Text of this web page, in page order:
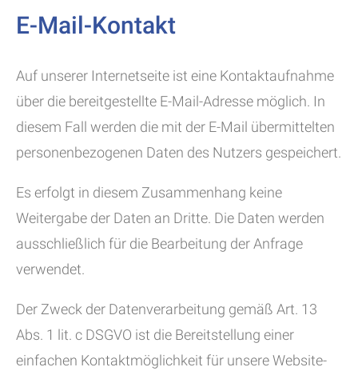
E-Mail-Kontakt
Auf unserer Internetseite ist eine Kontaktaufnahme
über die bereitgestellte E-Mail-Adresse möglich. In
diesem Fall werden die mit der E-Mail übermittelten
personenbezogenen Daten des Nutzers gespeichert.
Es erfolgt in diesem Zusammenhang keine
Weitergabe der Daten an Dritte. Die Daten werden
ausschließlich für die Bearbeitung der Anfrage
verwendet.
Der Zweck der Datenverarbeitung gemäß Art. 13
Abs. 1 lit. c DSGVO ist die Bereitstellung einer
einfachen Kontaktmöglichkeit für unsere Website-